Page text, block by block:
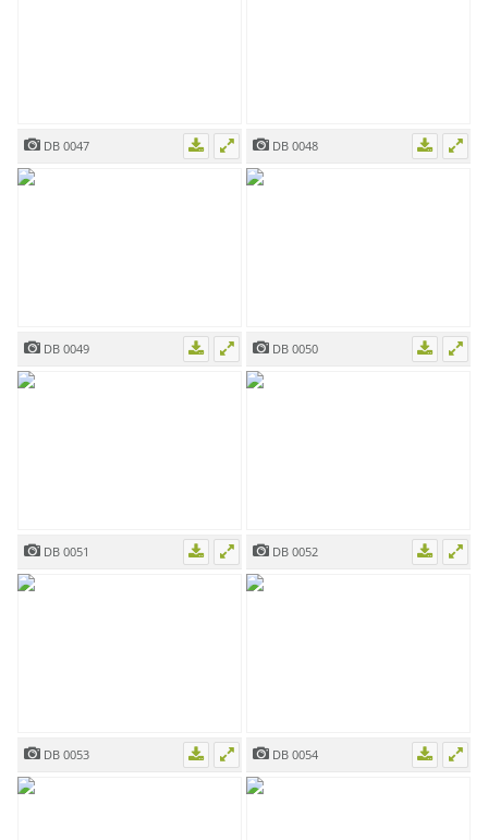
DB 0047 DB 0048
DB 0049 DB 0050
DB 0051 DB 0052
DB 0053 DB 0054